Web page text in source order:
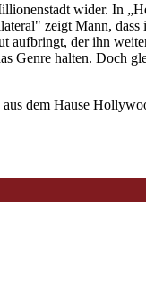
wider. In
zeigt Mann,
der ihn
Genre halten. Doch
dem Hause